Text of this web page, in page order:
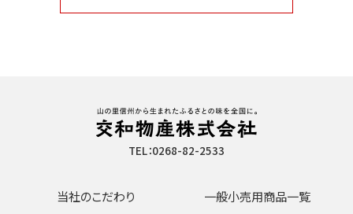
TEL：0268-82-2533
当社のこだわり 一般小売用商品一覧